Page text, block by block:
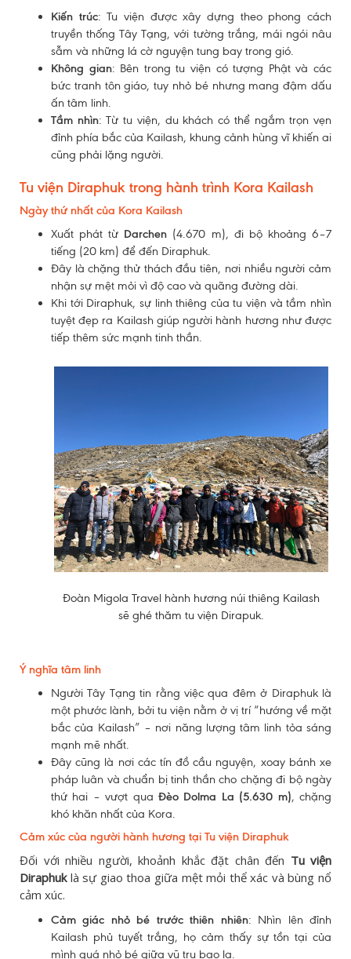
Kiến trúc: Tu viện được xây dựng theo phong cách
truyền thống Tây Tạng, với tường trắng, mái ngói nâu
sẫm và những lá cờ nguyện tung bay trong gió.
Không gian: Bên trong tu viện có tượng Phật và các
bức tranh tôn giáo, tuy nhỏ bé nhưng mang đậm dấu
ấn tâm linh.
Tầm nhìn: Từ tu viện, du khách có thể ngắm trọn vẹn
đỉnh phía bắc của Kailash, khung cảnh hùng vĩ khiến ai
cũng phải lặng người.
Tu viện Diraphuk trong hành trình Kora Kailash
Ngày thứ nhất của Kora Kailash
Xuất phát từ Darchen (4.670 m), đi bộ khoảng 6–7
tiếng (20 km) để đến Diraphuk.
Đây là chặng thử thách đầu tiên, nơi nhiều người cảm
nhận sự mệt mỏi vì độ cao và quãng đường dài.
Khi tới Diraphuk, sự linh thiêng của tu viện và tầm nhìn
tuyệt đẹp ra Kailash giúp người hành hương như được
tiếp thêm sức mạnh tinh thần.
Đoàn Migola Travel hành hương núi thiêng Kailash
sẽ ghé thăm tu viện Dirapuk.
Ý nghĩa tâm linh
Người Tây Tạng tin rằng việc qua đêm ở Diraphuk là
một phước lành, bởi tu viện nằm ở vị trí “hướng về mặt
bắc của Kailash” – nơi năng lượng tâm linh tỏa sáng
mạnh mẽ nhất.
Đây cũng là nơi các tín đồ cầu nguyện, xoay bánh xe
pháp luân và chuẩn bị tinh thần cho chặng đi bộ ngày
thứ hai – vượt qua Đèo Dolma La (5.630 m), chặng
khó khăn nhất của Kora.
Cảm xúc của người hành hương tại Tu viện Diraphuk
Đối với nhiều người, khoảnh khắc đặt chân đến Tu viện
Diraphuklà sự giao thoa giữa mệt mỏi thể xác và bùng nổ
cảm xúc.
Cảm giác nhỏ bé trước thiên nhiên: Nhìn lên đỉnh
Kailash phủ tuyết trắng, họ cảm thấy sự tồn tại của
mình quá nhỏ bé giữa vũ trụ bao la.